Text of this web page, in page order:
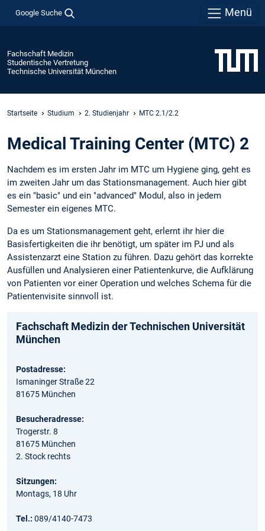
Google Suche Menü
Fachschaft Medizin
Studentische Vertretung
Technische Universität München
Startseite Studium 2. Studienjahr MTC 2.1/2.2
Medical Training Center (MTC) 2
Nachdem es im ersten Jahr im MTC um Hygiene ging, geht es
im zweiten Jahr um das Stationsmanagement. Auch hier gibt
es ein "basic" und ein "advanced" Modul, also in jedem
Semester ein eigenes MTC.
Da es um Stationsmanagement geht, erlernt ihr hier die
Basisfertigkeiten die ihr benötigt, um später im PJ und als
Assistenzarzt eine Station zu führen. Dazu gehört das korrekte
Ausfüllen und Analysieren einer Patientenkurve, die Aufklärung
von Patienten vor einer Operation und welches Schema für die
Patientenvisite sinnvoll ist.
Fachschaft Medizin der Technischen Universität
München
Postadresse:
Ismaninger Straße 22
81675 München
Besucheradresse:
Trogerstr. 8
81675 München
2. Stock rechts
Sitzungen:
Montags, 18 Uhr
Tel.: 089/4140-7473